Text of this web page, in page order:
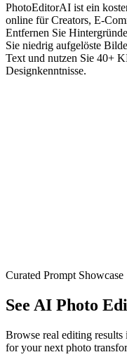
PhotoEditorAI ist ein
online für Creators, E-
Entfernen Sie
Sie niedrig aufgelöste
Text und nutzen Sie 40+
Designkenntnisse.
Unschlagbarer Wert
Curated Prompt Showcase
See AI Photo
Browse real editing
for your next photo